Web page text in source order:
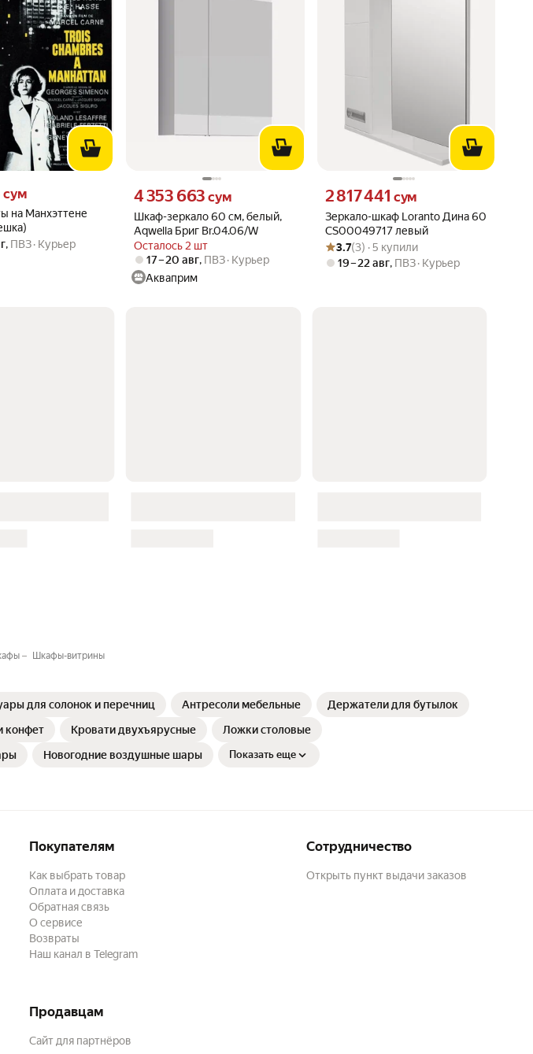
на Манхэттене
вместо
сум
, ПВЗ Курьер
Шкаф-зеркало 60 см, белый,
Aqwella Бриг Br.04.06/W
Осталось 2 шт
Цена 4353663 сум вместо
4 353 663 сум
17 – 20 авг, ПВЗ Курьер
Акваприм
Зеркало-шкаф Loranto Дина 60
CS00049717 левый
Цена 2817441 сум вместо
2 817 441 сум
Рейтинг товара: 3.7 из 5
Оценок: (3) · 5 купили
3.7(3) · 5 купили
19 – 22 авг, ПВЗ Курьер
Шкафы-витрины
для солонок и перечниц Антресоли мебельные
Держатели для бутылок
конфет Кровати двухъярусные
Ложки столовые
Новогодние воздушные шары Показать еще
Покупателям
Как выбрать товар
Оплата и доставка
Обратная связь
О сервисе
Возвраты
Наш канал в Telegram
Сотрудничество
Открыть пункт выдачи заказов
Продавцам
Сайт для партнёров